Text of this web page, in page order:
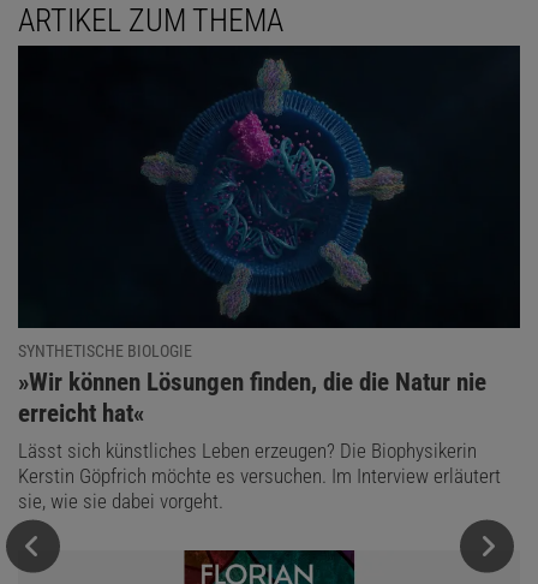
ARTIKEL ZUM THEMA
SYNTHETISCHE BIOLOGIE
:
»Wir können Lösungen finden, die die Natur nie
erreicht hat«
Lässt sich künstliches Leben erzeugen? Die Biophysikerin
Kerstin Göpfrich möchte es versuchen. Im Interview erläutert
sie, wie sie dabei vorgeht.